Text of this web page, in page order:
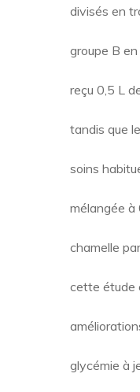
divisés en
groupe B
reçu 0,5 L
tandis que
soins
mélangée à
chamelle
cette étude
glycémie à